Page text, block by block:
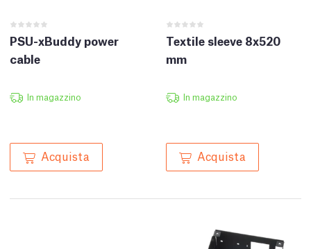
PSU-xBuddy power
cable
In magazzino
Acquista
Textile sleeve 8x520
mm
In magazzino
Acquista